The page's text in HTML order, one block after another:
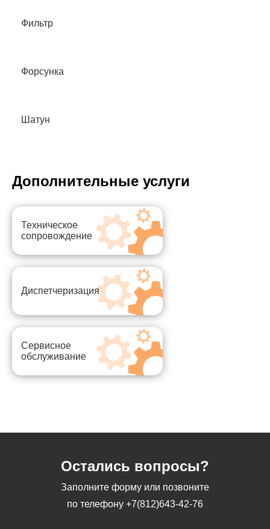
Фильтр
Форсунка
Шатун
Дополнительные услуги
Техническое
сопровождение
Диспетчеризация
Сервисное
обслуживание
Остались вопросы?
Заполните форму или позвоните
по телефону +7(812)643-42-76